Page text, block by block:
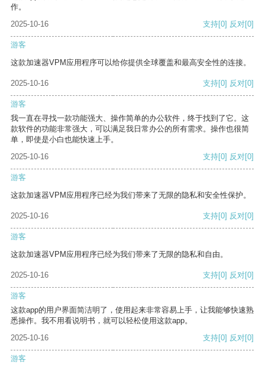
作。
2025-10-16
支持[0] 反对[0]
游客
这款加速器VPM应用程序可以给你提供全球覆盖和最高安全性的连接。
2025-10-16 支持[0] 反对[0]
游客
我一直在寻找一款功能强大、操作简单的办公软件，终于找到了它。这
款软件的功能非常强大，可以满足我日常办公的所有需求。操作也很简
单，即使是小白也能快速上手。
2025-10-16
支持[0] 反对[0]
游客
这款加速器VPM应用程序已经为我们带来了无限的隐私和安全性保护。
2025-10-16 支持[0] 反对[0]
游客
这款加速器VPM应用程序已经为我们带来了无限的隐私和自由。
2025-10-16 支持[0] 反对[0]
游客
这款app的用户界面简洁明了，使用起来非常容易上手，让我能够快速熟
悉操作。我不用看说明书，就可以轻松使用这款app。
2025-10-16
支持[0] 反对[0]
游客